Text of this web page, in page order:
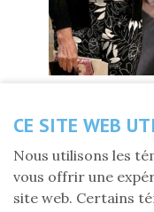
CE SITE WEB
Nous utilisons les
vous offrir une
site web. Certains